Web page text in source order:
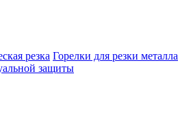
резка Горелки для резки металла
защиты